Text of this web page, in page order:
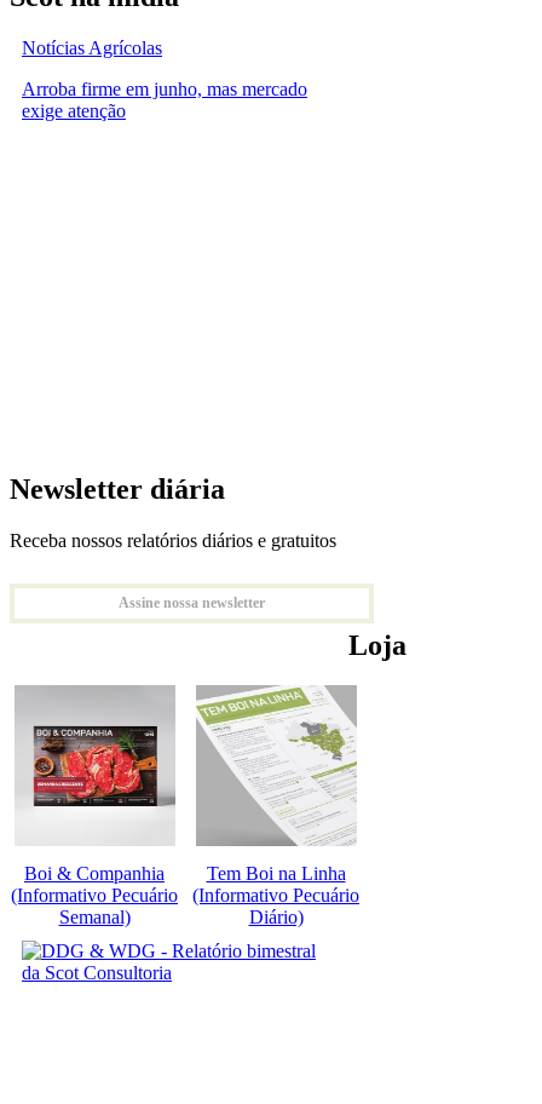
Notícias Agrícolas
Arroba firme em junho, mas mercado
exige atenção
Newsletter diária
Receba nossos relatórios diários e gratuitos
Assine nossa newsletter
Loja
Boi & Companhia
(Informativo Pecuário
Semanal)
Tem Boi na Linha
(Informativo Pecuário
Diário)